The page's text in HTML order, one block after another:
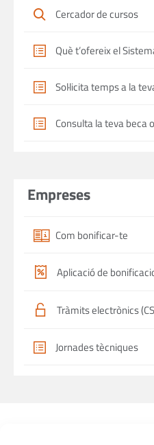
Cercador de cursos
Què t’ofereix el
Sol·licita temps a la
Consulta la teva beca
Empreses
Com bonificar-te
Aplicació de
Tràmits electrònics
Jornades tècniques